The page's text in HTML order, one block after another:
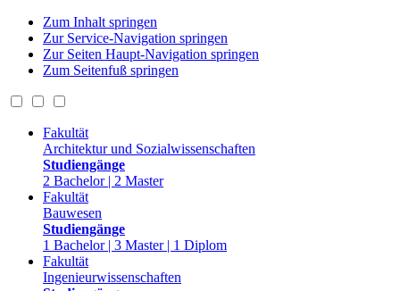
Zum Inhalt springen
Zur Service-Navigation springen
Zur Seiten Haupt-Navigation springen
Zum Seitenfuß springen
Fakultät
Architektur und Sozialwissenschaften
Studiengänge
2 Bachelor | 2 Master
Fakultät
Bauwesen
Studiengänge
1 Bachelor | 3 Master | 1 Diplom
Fakultät
Ingenieurwissenschaften